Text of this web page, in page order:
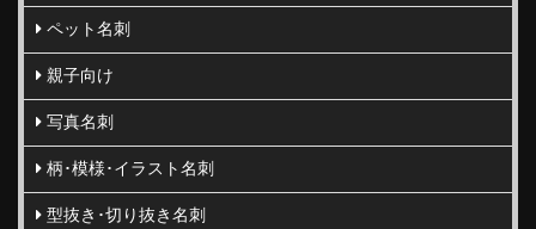
ペット名刺
親子向け
写真名刺
柄･模様･イラスト名刺
型抜き･切り抜き名刺